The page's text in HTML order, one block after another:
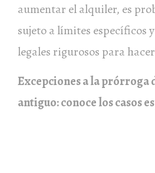
aumentar el alquiler, es
sujeto a límites específicos
legales rigurosos para
Excepciones a la
antiguo: conoce los casos